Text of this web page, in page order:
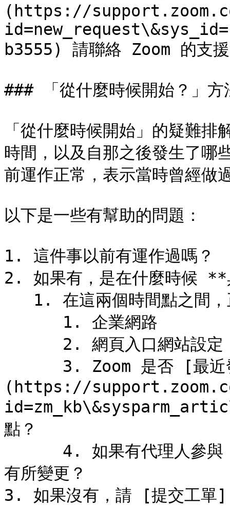
(https://
b3555) 請聯絡 Zoom 的支
### 「從什麼時候開始？」方
「從什麼時候開始」的疑難
時間，以及自那之後發生了哪
前運作正常，表示當時曾經做
以下是一些有幫助的問題：
1. 這件事以前有運作過嗎？
2. 如果有，是在什麼時候 **
(https://
點？
有所變更？
3. 如果沒有，請 [提交工單]